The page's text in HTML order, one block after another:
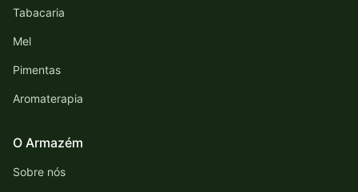
Tabacaria
Mel
Pimentas
Aromaterapia
O Armazém
Sobre nós